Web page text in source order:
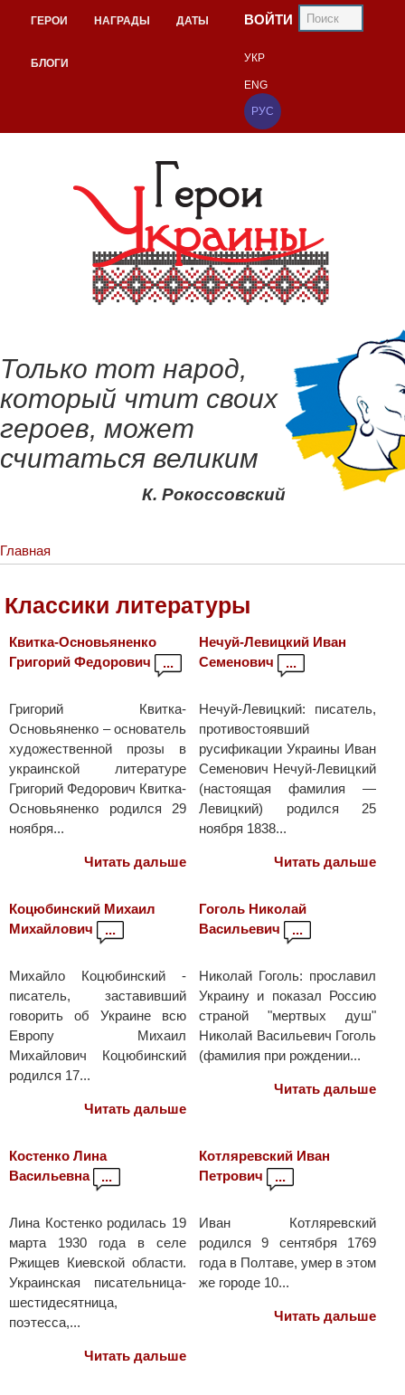
ГЕРОИ НАГРАДЫ ДАТЫ
БЛОГИ
ВОЙТИ
УКР
ENG
РУС
Только тот народ,
который чтит своих
героев, может
считаться великим
К. Рокоссовский
Главная
Классики литературы
Квитка-Основьяненко
Григорий Федорович
...
Григорий Квитка-
Основьяненко – основатель
художественной прозы в
украинской литературе
Григорий Федорович Квитка-
Основьяненко родился 29
ноября...
Читать дальше
Нечуй-Левицкий Иван
Семенович
...
Нечуй-Левицкий: писатель,
противостоявший
русификации Украины Иван
Семенович Нечуй-Левицкий
(настоящая фамилия —
Левицкий) родился 25
ноября 1838...
Читать дальше
Коцюбинский Михаил
Михайлович
...
Михайло Коцюбинский -
писатель, заставивший
говорить об Украине всю
Европу Михаил
Михайлович Коцюбинский
родился 17...
Читать дальше
Гоголь Николай
Васильевич
...
Николай Гоголь: прославил
Украину и показал Россию
страной "мертвых душ"
Николай Васильевич Гоголь
(фамилия при рождении...
Читать дальше
Костенко Лина
Васильевна
...
Лина Костенко родилась 19
марта 1930 года в селе
Ржищев Киевской области.
Украинская писательница-
шестидесятница,
поэтесса,...
Читать дальше
Котляревский Иван
Петрович
...
Иван Котляревский
родился 9 сентября 1769
года в Полтаве, умер в этом
же городе 10...
Читать дальше